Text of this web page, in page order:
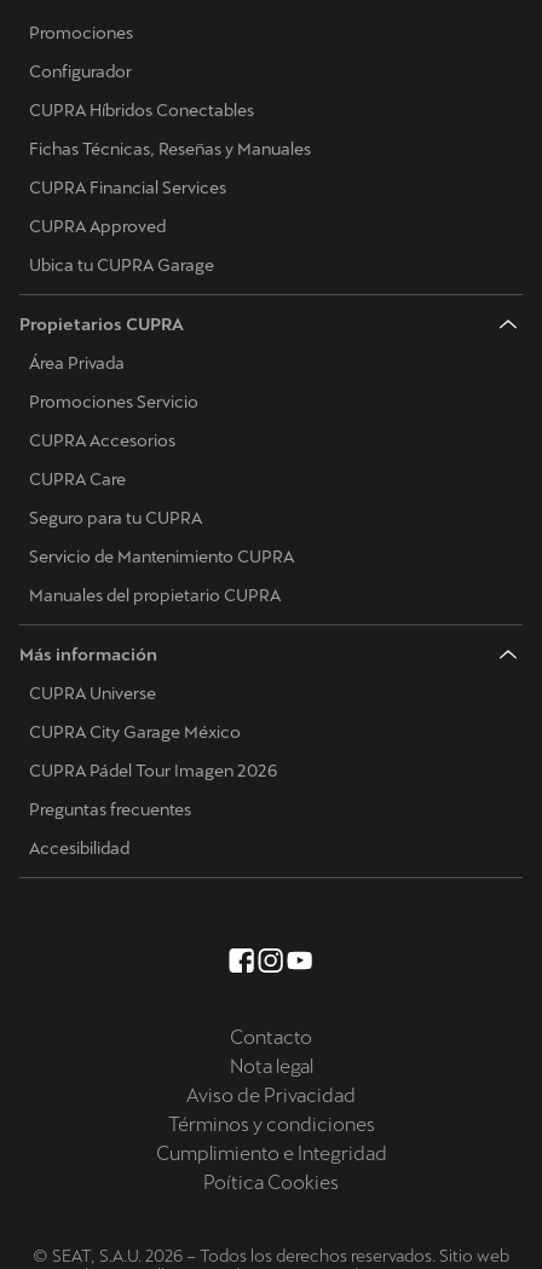
Promociones
Configurador
CUPRA Híbridos Conectables
Fichas Técnicas, Reseñas y Manuales
CUPRA Financial Services
CUPRA Approved
Ubica tu CUPRA Garage
Propietarios CUPRA
Área Privada
Promociones Servicio
CUPRA Accesorios
CUPRA Care
Seguro para tu CUPRA
Servicio de Mantenimiento CUPRA
Manuales del propietario CUPRA
Más información
CUPRA Universe
CUPRA City Garage México
CUPRA Pádel Tour Imagen 2026
Preguntas frecuentes
Accesibilidad
Contacto
Nota legal
Aviso de Privacidad
Términos y condiciones
Cumplimiento e Integridad
Poítica Cookies
© SEAT, S.A.U. 2026 – Todos los derechos reservados. Sitio web